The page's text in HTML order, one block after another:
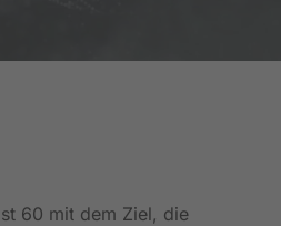
60 mit dem Ziel, die